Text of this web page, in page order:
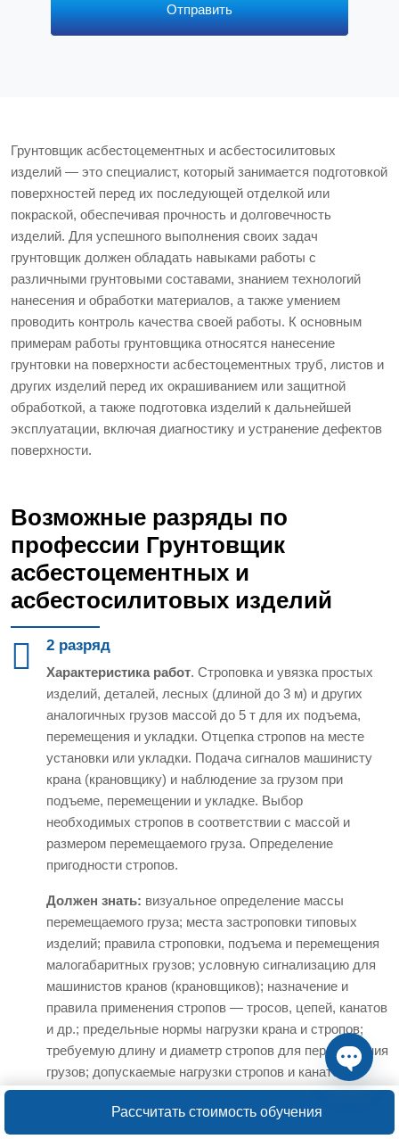
Отправить
Грунтовщик асбестоцементных и асбестосилитовых
изделий — это специалист, который занимается подготовкой
поверхностей перед их последующей отделкой или
покраской, обеспечивая прочность и долговечность
изделий. Для успешного выполнения своих задач
грунтовщик должен обладать навыками работы с
различными грунтовыми составами, знанием технологий
нанесения и обработки материалов, а также умением
проводить контроль качества своей работы. К основным
примерам работы грунтовщика относятся нанесение
грунтовки на поверхности асбестоцементных труб, листов и
других изделий перед их окрашиванием или защитной
обработкой, а также подготовка изделий к дальнейшей
эксплуатации, включая диагностику и устранение дефектов
поверхности.
Возможные разряды по
профессии Грунтовщик
асбестоцементных и
асбестосилитовых изделий
2 разряд
Характеристика работ. Строповка и увязка простых
изделий, деталей, лесных (длиной до 3 м) и других
аналогичных грузов массой до 5 т для их подъема,
перемещения и укладки. Отцепка стропов на месте
установки или укладки. Подача сигналов машинисту
крана (крановщику) и наблюдение за грузом при
подъеме, перемещении и укладке. Выбор
необходимых стропов в соответствии с массой и
размером перемещаемого груза. Определение
пригодности стропов.
Должен знать: визуальное определение массы
перемещаемого груза; места застроповки типовых
изделий; правила строповки, подъема и перемещения
малогабаритных грузов; условную сигнализацию для
машинистов кранов (крановщиков); назначение и
правила применения стропов — тросов, цепей, канатов
и др.; предельные нормы нагрузки крана и стропов;
требуемую длину и диаметр стропов для перемещения
грузов; допускаемые нагрузки стропов и канатов.
Характеристика работ. Строповка и увязка простых
Open
Рассчитать стоимость обучения